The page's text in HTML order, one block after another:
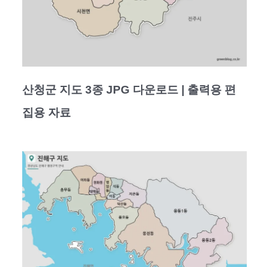
산청군 지도 3종 JPG 다운로드 | 출력용 편
집용 자료